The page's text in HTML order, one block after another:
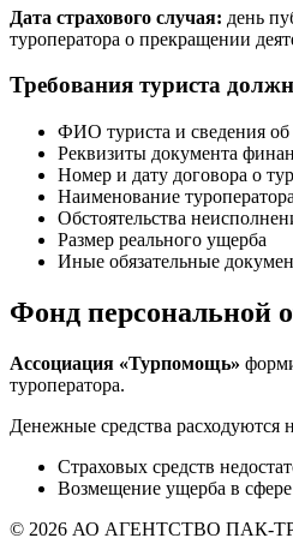
Дата страхового случая: день
туроператора о прекращении
Требования туриста
ФИО туриста и сведения об
Реквизиты документа
Номер и дату договора о
Наименование туроператора
Обстоятельства
Размер реального ущерба
Иные обязательные
Фонд персональной
Ассоциация «Турпомощь»
туроператора.
Денежные средства расходуются
Страховых средств
Возмещение ущерба в
© 2026 АО АГЕНТСТВО ПАК-